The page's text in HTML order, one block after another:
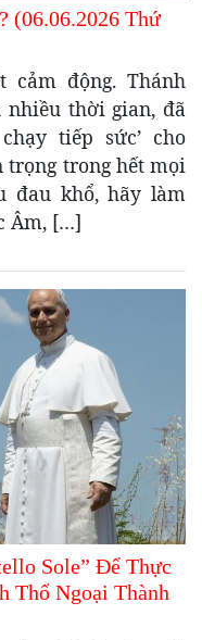
(06.06.2026 Thứ
cảm động. Thánh
nhiều thời gian, đã
tiếp sức’ cho
trọng trong hết mọi
đau khổ, hãy làm
Âm, […]
Sole” Để Thực
Thổ Ngoại Thành